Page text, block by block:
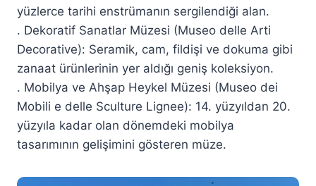
yüzlerce tarihi enstrümanın sergilendiği alan.
. Dekoratif Sanatlar Müzesi (Museo delle Arti
Decorative): Seramik, cam, fildişi ve dokuma gibi
zanaat ürünlerinin yer aldığı geniş koleksiyon.
. Mobilya ve Ahşap Heykel Müzesi (Museo dei
Mobili e delle Sculture Lignee): 14. yüzyıldan 20.
yüzyıla kadar olan dönemdeki mobilya
tasarımının gelişimini gösteren müze.